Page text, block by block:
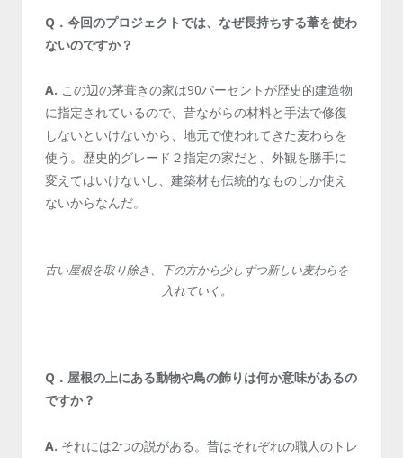
Q．今回のプロジェクトでは、なぜ長持ちする葦を使わ
ないのですか？
A. この辺の茅葺きの家は90パーセントが歴史的建造物
に指定されているので、昔ながらの材料と手法で修復
しないといけないから、地元で使われてきた麦わらを
使う。歴史的グレード２指定の家だと、外観を勝手に
変えてはいけないし、建築材も伝統的なものしか使え
ないからなんだ。
古い屋根を取り除き、下の方から少しずつ新しい麦わらを
入れていく。
Q．屋根の上にある動物や鳥の飾りは何か意味があるの
ですか？
A. それには2つの説がある。昔はそれぞれの職人のトレ